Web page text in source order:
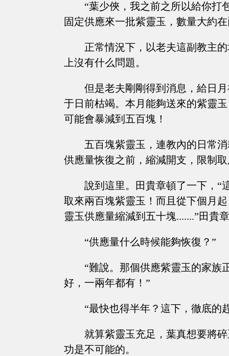
“葉少俠，我之前之所以給你打
固定供應來一批紫靈玉，數量大約
正常情況下，以老夫這副教主
上沒有什么問題。
但是老夫剛剛得到消息，給日
于日前枯竭。本月能夠送來的紫靈
可能會暴減到五百塊！
五百塊紫靈玉，連教內的日常
供應量恢復之前，縮減開支，限制
說到這里。田貴章頓了一下，“
取來兩百塊紫靈玉！而且從下個月
靈玉供應量縮減到五十塊.......”田貴
“供應量什么時候能夠恢復？”
“難說。那個供應紫靈玉的家族
好，一兩年都有！”
“最快也得半年？這下，徹底的
就算紫靈玉充足，葉真想要將
功是不可能的。